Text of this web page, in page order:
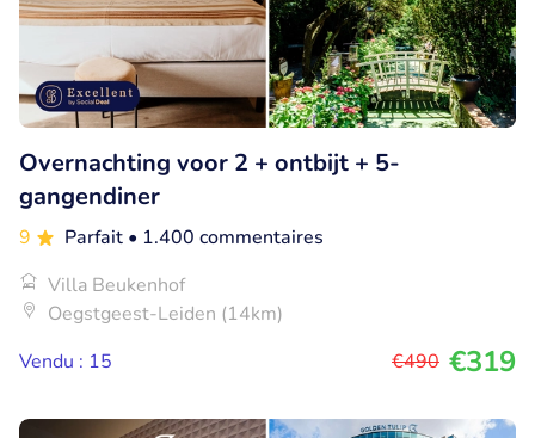
Overnachting voor 2 + ontbijt + 5-
gangendiner
9 Parfait • 1.400 commentaires
Villa Beukenhof
Oegstgeest-Leiden (14km)
Vendu : 15
€490 €319